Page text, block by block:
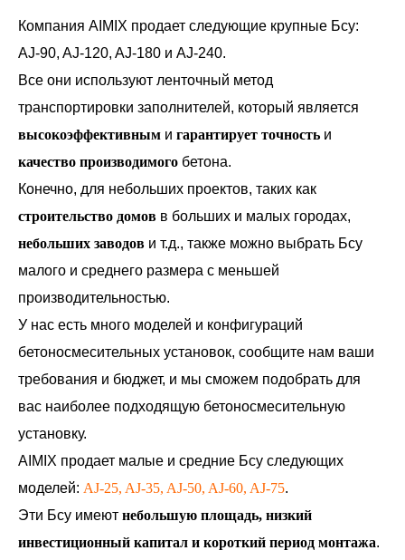
Компания AIMIX продает следующие крупные Бсу:
AJ-90, AJ-120, AJ-180 и AJ-240.
Все они используют ленточный метод
транспортировки заполнителей, который является
высокоэффективным и гарантирует точность и
качество производимого бетона.
Конечно, для небольших проектов, таких как
строительство домов в больших и малых городах,
небольших заводов и т.д., также можно выбрать Бсу
малого и среднего размера с меньшей
производительностью.
У нас есть много моделей и конфигураций
бетоносмесительных установок, сообщите нам ваши
требования и бюджет, и мы сможем подобрать для
вас наиболее подходящую бетоносмесительную
установку.
AIMIX продает малые и средние Бсу следующих
моделей: AJ-25, AJ-35, AJ-50, AJ-60, AJ-75.
Эти Бсу имеют небольшую площадь, низкий
инвестиционный капитал и короткий период монтажа.